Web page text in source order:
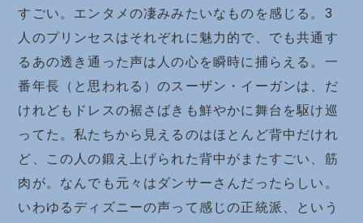
すごい。エンタメの凄みみたいなものを感じる。3
人のプリンセスはそれぞれに魅力的で、でも共通す
るあの透き通った声は人の心を瞬時に捕らえる。一
番年長（と思われる）のスーザン・イーガンは、だ
けれどもドレスの裾さばきも鮮やかに舞台を駆け巡
ってた。私たちから見えるのはほとんど背中だけれ
ど、この人の鍛え上げられた背中がまたすごい、筋
肉が。なんでも元々はダンサーさんだったらしい。
いわゆるディズニーの声って感じの正統派、という